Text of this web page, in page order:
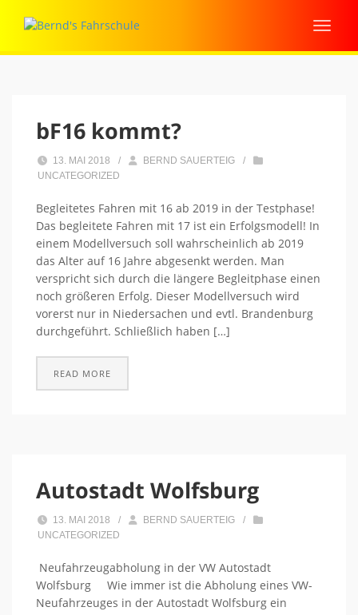
bF16 kommt?
13. MAI 2018 / BERND SAUERTEIG
/
UNCATEGORIZED
Begleitetes Fahren mit 16 ab 2019 in der Testphase!
Das begleitete Fahren mit 17 ist ein Erfolgsmodell! In
einem Modellversuch soll wahrscheinlich ab 2019
das Alter auf 16 Jahre abgesenkt werden. Man
verspricht sich durch die längere Begleitphase einen
noch größeren Erfolg. Dieser Modellversuch wird
vorerst nur in Niedersachen und evtl. Brandenburg
durchgeführt. Schließlich haben […]
READ MORE
Autostadt Wolfsburg
13. MAI 2018 / BERND SAUERTEIG
/
UNCATEGORIZED
Neufahrzeugabholung in der VW Autostadt
Wolfsburg Wie immer ist die Abholung eines VW-
Neufahrzeuges in der Autostadt Wolfsburg ein